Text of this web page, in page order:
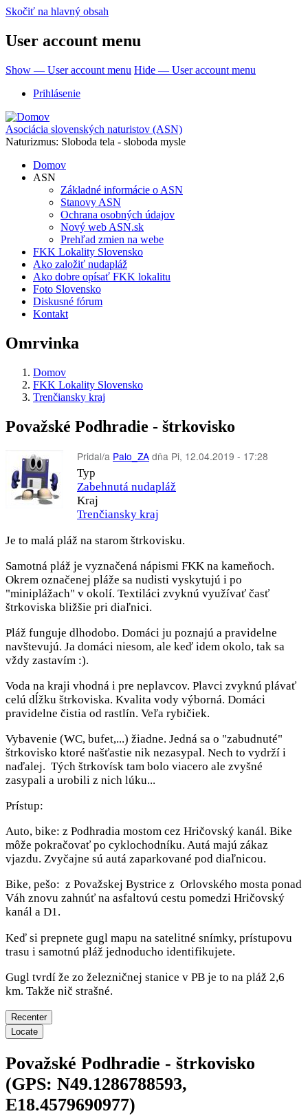
Skočiť na hlavný obsah
User account menu
Show — User account menu Hide — User account menu
Prihlásenie
Asociácia slovenských naturistov (ASN)
Naturizmus: Sloboda tela - sloboda mysle
Domov
ASN
Základné informácie o ASN
Stanovy ASN
Ochrana osobných údajov
Nový web ASN.sk
Prehľad zmien na webe
FKK Lokality Slovensko
Ako založiť nudapláž
Ako dobre opísať FKK lokalitu
Foto Slovensko
Diskusné fórum
Kontakt
Omrvinka
Domov
FKK Lokality Slovensko
Trenčiansky kraj
Považské Podhradie - štrkovisko
Pridal/a Palo_ZA dňa Pi, 12.04.2019 - 17:28
Typ
Zabehnutá nudapláž
Kraj
Trenčiansky kraj
Je to malá pláž na starom štrkovisku.
Samotná pláž je vyznačená nápismi FKK na kameňoch.
Okrem označenej pláže sa nudisti vyskytujú i po
"miniplážach" v okolí. Textiláci zvyknú využívať časť
štrkoviska bližšie pri diaľnici.
Pláž funguje dlhodobo. Domáci ju poznajú a pravidelne
navštevujú. Ja domáci niesom, ale keď idem okolo, tak sa
vždy zastavím :).
Voda na kraji vhodná i pre neplavcov. Plavci zvyknú plávať
celú dĺžku štrkoviska. Kvalita vody výborná. Domáci
pravidelne čistia od rastlín. Veľa rybičiek.
Vybavenie (WC, bufet,...) žiadne. Jedná sa o "zabudnuté"
štrkovisko ktoré našťastie nik nezasypal. Nech to vydrží i
naďalej. Tých štrkovísk tam bolo viacero ale zvyšné
zasypali a urobili z nich lúku...
Prístup:
Auto, bike: z Podhradia mostom cez Hričovský kanál. Bike
môže pokračovať po cyklochodníku. Autá majú zákaz
vjazdu. Zvyčajne sú autá zaparkované pod diaľnicou.
Bike, pešo: z Považskej Bystrice z Orlovského mosta ponad
Váh znovu zahnúť na asfaltovú cestu pomedzi Hričovský
kanál a D1.
Keď si prepnete gugl mapu na satelitné snímky, prístupovu
trasu i samotnú pláž jednoducho identifikujete.
Gugl tvrdí že zo železničnej stanice v PB je to na pláž 2,6
km. Takže nič strašné.
Recenter
Locate
Považské Podhradie - štrkovisko
(GPS: N49.1286788593,
E18.4579690977)